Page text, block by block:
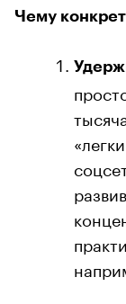
Чему